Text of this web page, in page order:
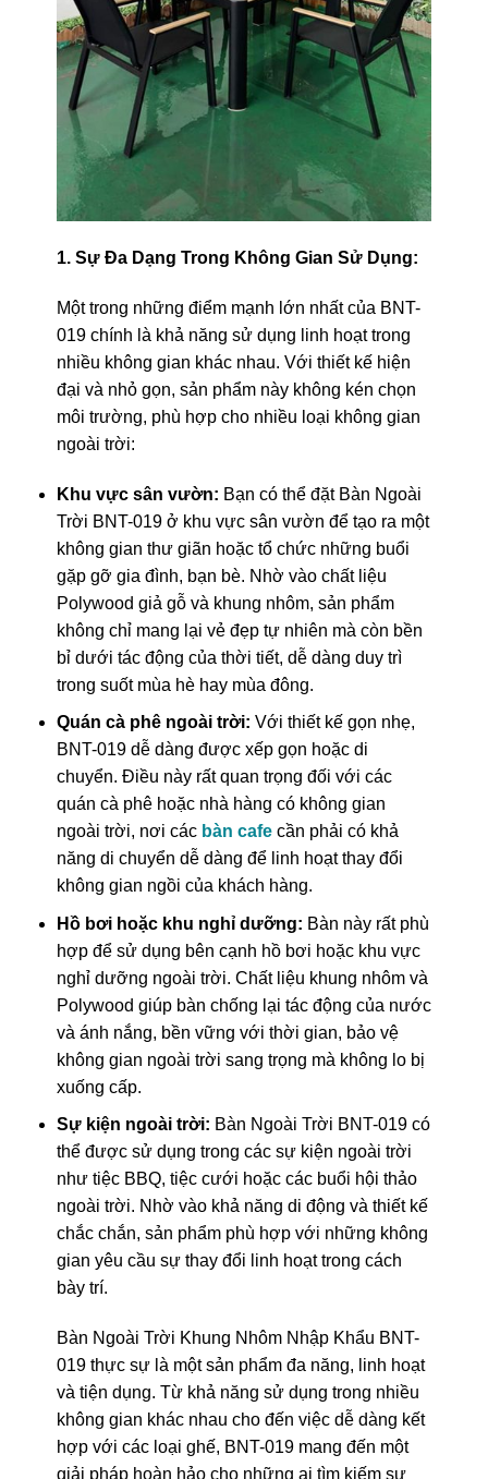
1. Sự Đa Dạng Trong Không Gian Sử Dụng:
Một trong những điểm mạnh lớn nhất của BNT-
019 chính là khả năng sử dụng linh hoạt trong
nhiều không gian khác nhau. Với thiết kế hiện
đại và nhỏ gọn, sản phẩm này không kén chọn
môi trường, phù hợp cho nhiều loại không gian
ngoài trời:
Khu vực sân vườn: Bạn có thể đặt Bàn Ngoài
Trời BNT-019 ở khu vực sân vườn để tạo ra một
không gian thư giãn hoặc tổ chức những buổi
gặp gỡ gia đình, bạn bè. Nhờ vào chất liệu
Polywood giả gỗ và khung nhôm, sản phẩm
không chỉ mang lại vẻ đẹp tự nhiên mà còn bền
bỉ dưới tác động của thời tiết, dễ dàng duy trì
trong suốt mùa hè hay mùa đông.
Quán cà phê ngoài trời: Với thiết kế gọn nhẹ,
BNT-019 dễ dàng được xếp gọn hoặc di
chuyển. Điều này rất quan trọng đối với các
quán cà phê hoặc nhà hàng có không gian
ngoài trời, nơi các bàn cafecần phải có khả
năng di chuyển dễ dàng để linh hoạt thay đổi
không gian ngồi của khách hàng.
Hồ bơi hoặc khu nghỉ dưỡng: Bàn này rất phù
hợp để sử dụng bên cạnh hồ bơi hoặc khu vực
nghỉ dưỡng ngoài trời. Chất liệu khung nhôm và
Polywood giúp bàn chống lại tác động của nước
và ánh nắng, bền vững với thời gian, bảo vệ
không gian ngoài trời sang trọng mà không lo bị
xuống cấp.
Sự kiện ngoài trời: Bàn Ngoài Trời BNT-019 có
thể được sử dụng trong các sự kiện ngoài trời
như tiệc BBQ, tiệc cưới hoặc các buổi hội thảo
ngoài trời. Nhờ vào khả năng di động và thiết kế
chắc chắn, sản phẩm phù hợp với những không
gian yêu cầu sự thay đổi linh hoạt trong cách
bày trí.
Bàn Ngoài Trời Khung Nhôm Nhập Khẩu BNT-
019 thực sự là một sản phẩm đa năng, linh hoạt
và tiện dụng. Từ khả năng sử dụng trong nhiều
không gian khác nhau cho đến việc dễ dàng kết
hợp với các loại ghế, BNT-019 mang đến một
giải pháp hoàn hảo cho những ai tìm kiếm sự